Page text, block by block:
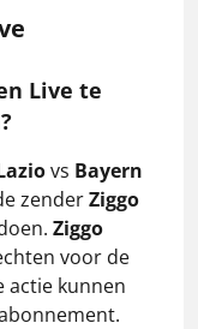
Live te
vs Bayern
zenderZiggo
Ziggo
voor de
actie kunnen